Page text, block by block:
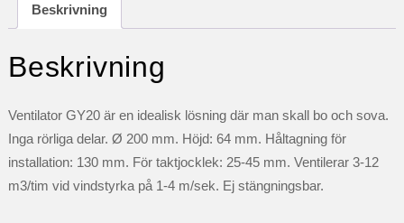
Beskrivning
Beskrivning
Ventilator GY20 är en idealisk lösning där man skall bo och sova.
Inga rörliga delar. Ø 200 mm. Höjd: 64 mm. Håltagning för
installation: 130 mm. För taktjocklek: 25-45 mm. Ventilerar 3-12
m3/tim vid vindstyrka på 1-4 m/sek. Ej stängningsbar.